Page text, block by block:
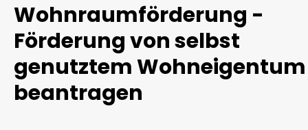
Wohnraumförderung -
Förderung von selbst
genutztem Wohneigentum
beantragen